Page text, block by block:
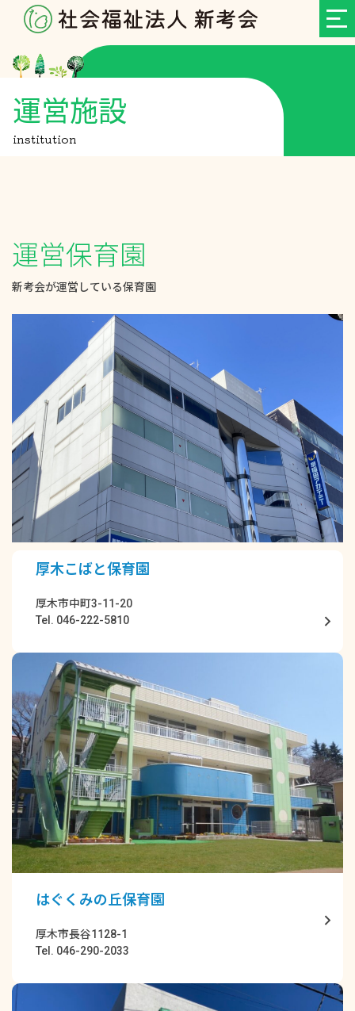
運営施設
institution
運営保育園
新考会が運営している保育園
厚木こばと保育園
厚木市中町3-11-20
Tel. 046-222-5810
はぐくみの丘保育園
厚木市長谷1128-1
Tel. 046-290-2033